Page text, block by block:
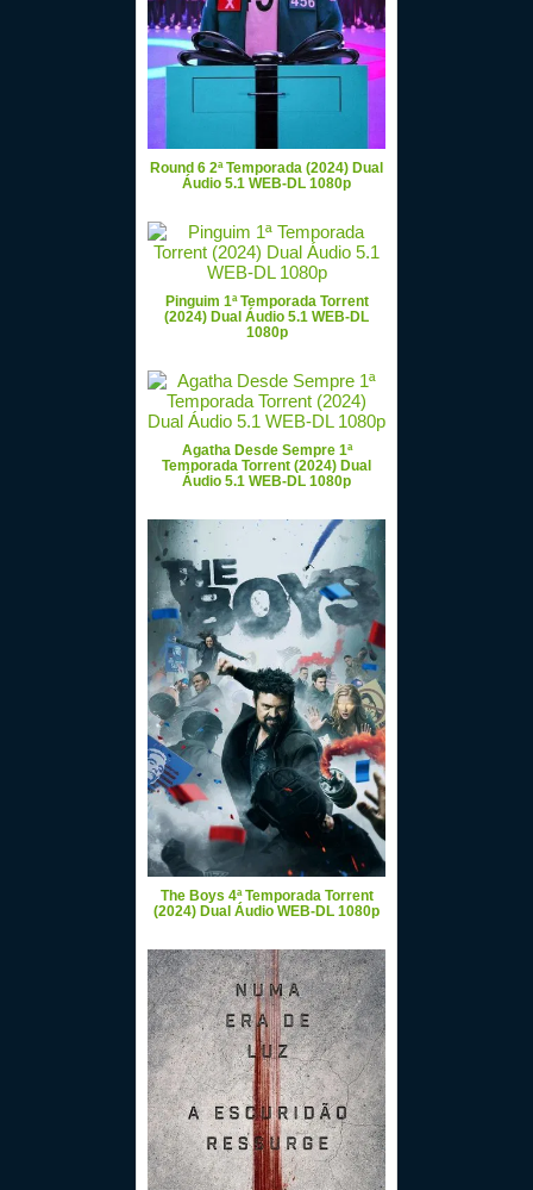
Round 6 2ª Temporada (2024) Dual
Áudio 5.1 WEB-DL 1080p
Pinguim 1ª Temporada Torrent
(2024) Dual Áudio 5.1 WEB-DL
1080p
Agatha Desde Sempre 1ª
Temporada Torrent (2024) Dual
Áudio 5.1 WEB-DL 1080p
The Boys 4ª Temporada Torrent
(2024) Dual Áudio WEB-DL 1080p